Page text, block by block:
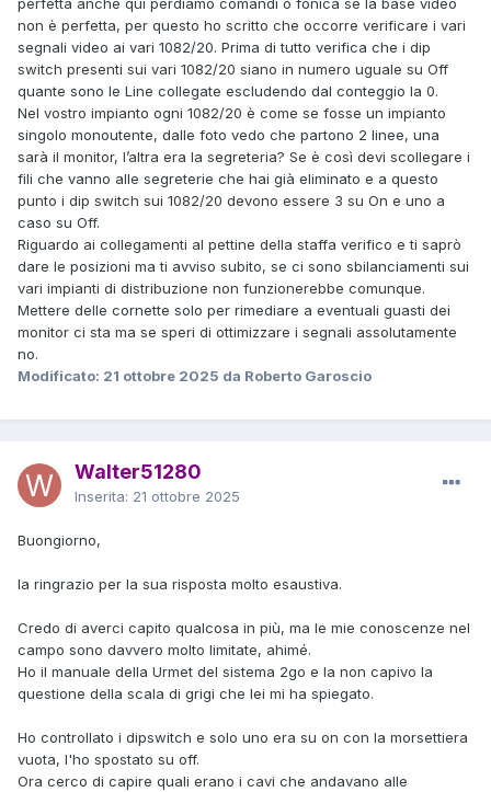
non è perfetta, per questo ho scritto che occorre verificare i vari
segnali video ai vari 1082/20. Prima di tutto verifica che i dip
switch presenti sui vari 1082/20 siano in numero uguale su Off
quante sono le Line collegate escludendo dal conteggio la 0.
Nel vostro impianto ogni 1082/20 è come se fosse un impianto
singolo monoutente, dalle foto vedo che partono 2 linee, una
sarà il monitor, l’altra era la segreteria? Se è così devi scollegare i
fili che vanno alle segreterie che hai già eliminato e a questo
punto i dip switch sui 1082/20 devono essere 3 su On e uno a
caso su Off.
Riguardo ai collegamenti al pettine della staffa verifico e ti saprò
dare le posizioni ma ti avviso subito, se ci sono sbilanciamenti sui
vari impianti di distribuzione non funzionerebbe comunque.
Mettere delle cornette solo per rimediare a eventuali guasti dei
monitor ci sta ma se speri di ottimizzare i segnali assolutamente
no.
Modificato: 21 ottobre 2025 da Roberto Garoscio
Walter51280
Inserita: 21 ottobre 2025
Buongiorno,
la ringrazio per la sua risposta molto esaustiva.
Credo di averci capito qualcosa in più, ma le mie conoscenze nel
campo sono davvero molto limitate, ahimé.
Ho il manuale della Urmet del sistema 2go e la non capivo la
questione della scala di grigi che lei mi ha spiegato.
Ho controllato i dipswitch e solo uno era su on con la morsettiera
vuota, l'ho spostato su off.
Ora cerco di capire quali erano i cavi che andavano alle